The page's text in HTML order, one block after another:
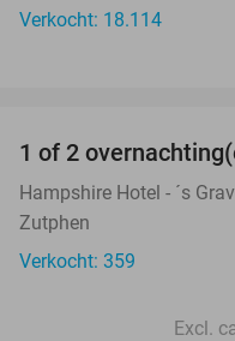
Verkocht: 18.114
1 of 2
Hampshire Hotel - ´s
Zutphen
Verkocht: 359
Excl.